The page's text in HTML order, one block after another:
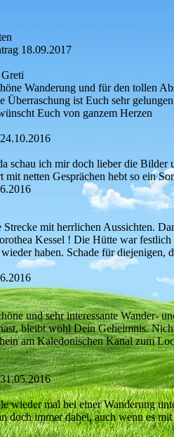
18.09.2017
Wanderung und für den tollen
Überraschung ist Euch sehr
Euch von ganzem Herzen
schau ich mir doch lieber die
mit netten Gesprächen hebt so ein
Strecke mit herrlichen Aussichten.
Kessel ! Die Hütte war
haben. Schade für diejenigen,
und sehr interessante Wander-
bleibt wohl Dein Geheimnis.
am Kaledonischen Kanal zum
wieder mal bei einer Wanderung
doch immer dabei, auch wenn es